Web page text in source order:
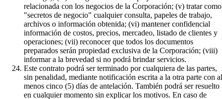
relacionada con los negocios de la Corporación; (v) tratar como
"secretos de negocio" cualquier consulta, papeles de trabajo,
archivos o información obtenida; (vi) mantener confidencial
información de costos, precios, mercadeo, listado de clientes y
operaciones; (vii) reconocer que todos los documentos
preparados serán propiedad exclusiva de la Corporación; (viii)
informar a la brevedad si no podrá brindar servicios.
Este contrato podrá ser terminado por cualquiera de las partes,
sin penalidad, mediante notificación escrita a la otra parte con al
menos cinco (5) días de antelación. También podrá ser resuelto
en cualquier momento sin explicar los motivos. En caso de